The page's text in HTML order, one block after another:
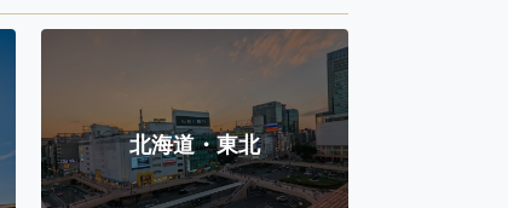
北海道・東北